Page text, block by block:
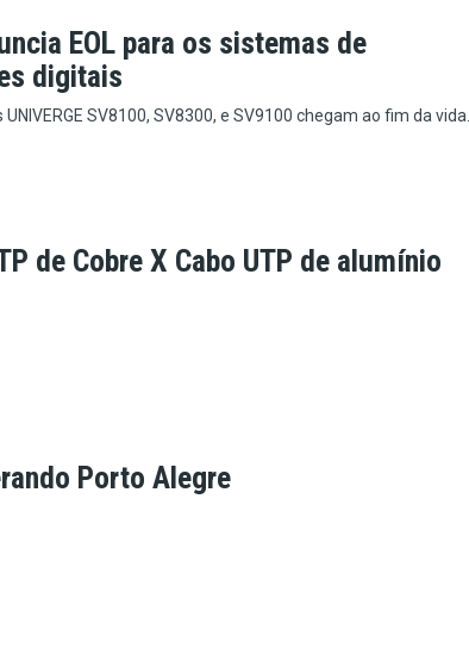
EOL para os sistemas de
digitais
SV8100, SV8300, e SV9100 chegam ao fim da vida.
de Cobre X Cabo UTP de alumínio
Porto Alegre